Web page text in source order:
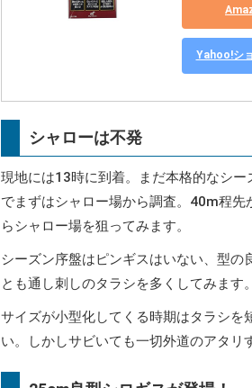
Yahoo!シ
シャローは不発
現地には13時に到着。まだ本格的なシ
でまずはシャロー場から調査。40m程
らシャロー場を狙ってみます。
シーズン序盤はピンギスはいない、型
とも通し刺しのタラシを多くしてみます。
サイズが小型化してくる時期はタラシを
い。しかしサビいても一切外道のアタリ